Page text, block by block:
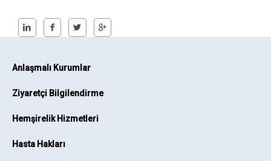
Anlaşmalı Kurumlar
Ziyaretçi Bilgilendirme
Hemşirelik Hizmetleri
Hasta Hakları